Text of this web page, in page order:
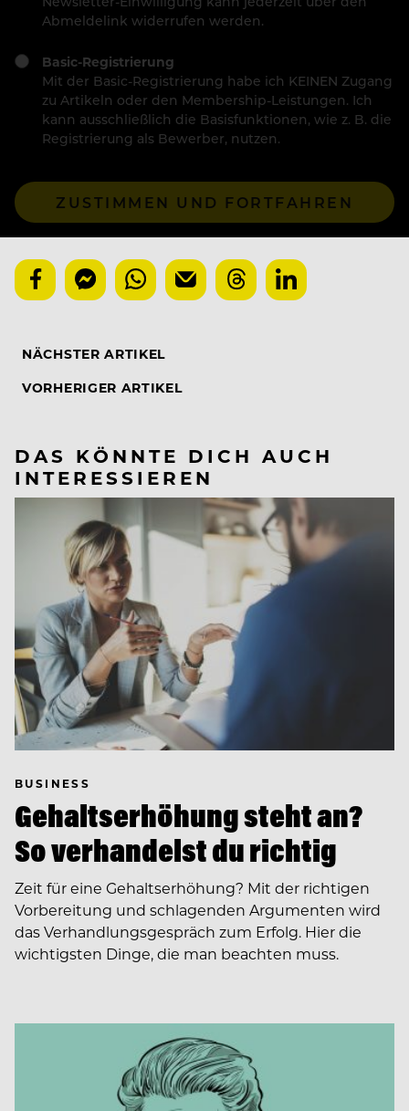
Abmeldelink widerrufen werden.
Basic-Registrierung
Mit der Basic-Registrierung habe ich KEINEN Zugang
zu Artikeln oder den Membership-Leistungen. Ich
kann ausschließlich die Basisfunktionen, wie z. B. die
Registrierung als Bewerber, nutzen.
ZUSTIMMEN UND FORTFAHREN
NÄCHSTER ARTIKEL
VORHERIGER ARTIKEL
DAS KÖNNTE DICH AUCH
INTERESSIEREN
BUSINESS
Gehaltserhöhung steht an?
So verhandelst du richtig
Zeit für eine Gehaltserhöhung? Mit der richtigen
Vorbereitung und schlagenden Argumenten wird
das Verhandlungsgespräch zum Erfolg. Hier die
wichtigsten Dinge, die man beachten muss.